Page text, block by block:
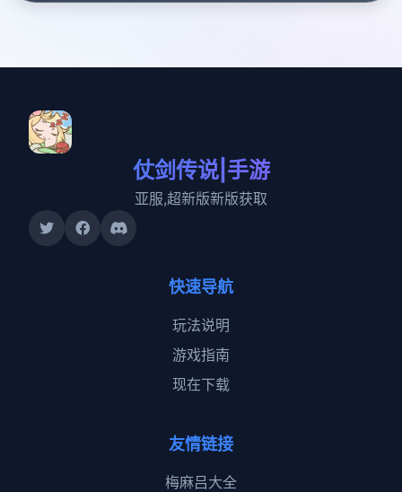
仗剑传说|手游
亚服,超新版新版获取
快速导航
玩法说明
游戏指南
现在下载
友情链接
梅麻吕大全